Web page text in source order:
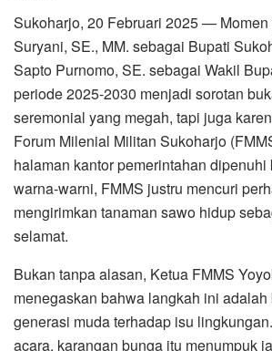
Sukoharjo, 20 Februari 2025 —
Suryani, SE., MM. sebagai Bupati
Sapto Purnomo, SE. sebagai Wakil
periode 2025-2030 menjadi sorotan
seremonial yang megah, tapi juga
Forum Milenial Militan Sukoharjo
halaman kantor pemerintahan
warna-warni, FMMS justru mencuri
mengirimkan tanaman sawo hidup
selamat.
Bukan tanpa alasan, Ketua FMMS
menegaskan bahwa langkah ini
generasi muda terhadap isu
acara, karangan bunga itu menumpuk